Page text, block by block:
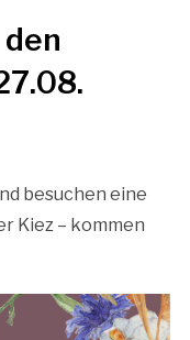
besuchen eine
Kiez – kommen